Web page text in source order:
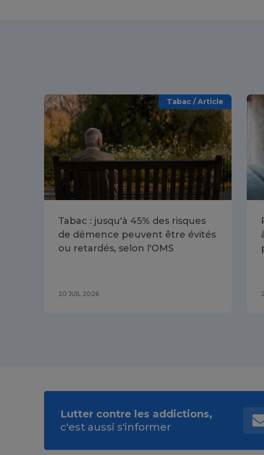
Tabac / Article
Tabac : jusqu'à 45% des risques
de démence peuvent être évités
ou retardés, selon l'OMS
20 JUIL 2026
Lutter contre les addictions,
c'est aussi s'informer